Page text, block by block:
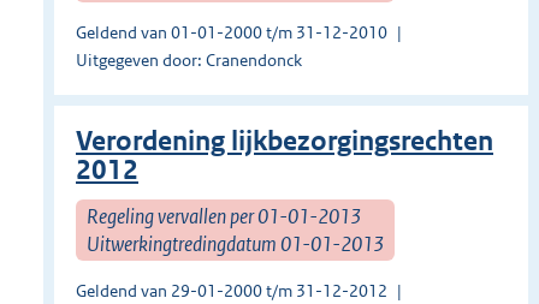
Geldend van 01-01-2000 t/m 31-12-2010
Uitgegeven door: Cranendonck
Verordening lijkbezorgingsrechten
2012
Regeling vervallen per 01-01-2013
Uitwerkingtredingdatum 01-01-2013
Geldend van 29-01-2000 t/m 31-12-2012